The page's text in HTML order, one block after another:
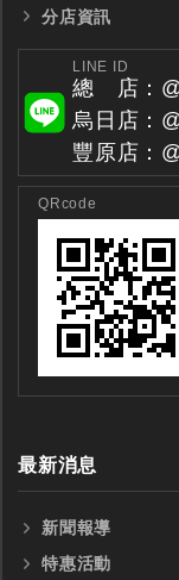
分店資訊
LINE ID
總 店：
烏日店：
豐原店：
QRcode
最新消息
新聞報導
特惠活動